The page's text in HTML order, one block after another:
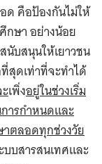
ด คือป้องกันไม่ให้
กษา อย่างน้อย
บสนุนให้เยาวชน
สุดเท่าที่จะทำได้
เพิ่งอยู่ในช่วงเริ่ม
ารกำหนดและ
ตลอดทุกช่วงวัย
บบสารสนเทศและ